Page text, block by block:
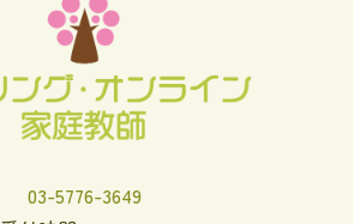
03-5776-3649